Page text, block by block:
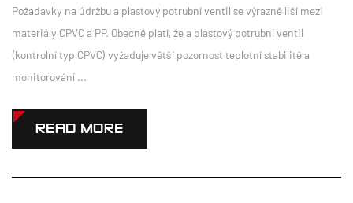
Požadavky na údržbu a plastový potrubní ventil se výrazně liší mezi
materiály CPVC a PP. Obecně platí, že a plastový potrubní ventil
(kontrolní typ CPVC) vyžaduje větší pozornost teplotní stabilitě a
monitorování ...
READ MORE